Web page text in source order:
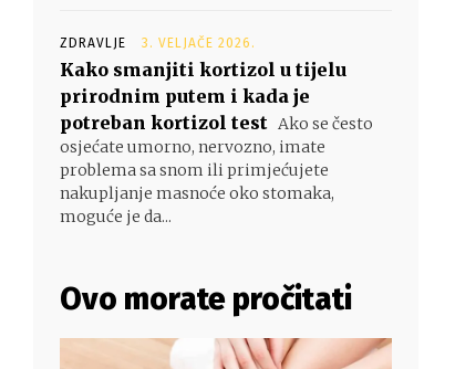
ZDRAVLJE 3. VELJAČE 2026.
Kako smanjiti kortizol u tijelu
prirodnim putem i kada je
potreban kortizol test Ako se često
osjećate umorno, nervozno, imate
problema sa snom ili primjećujete
nakupljanje masnoće oko stomaka,
moguće je da...
Ovo morate pročitati